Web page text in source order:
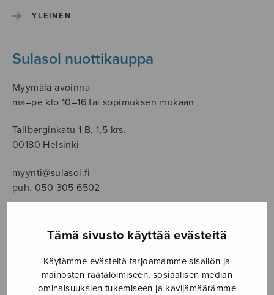
Tämä sivusto käyttää evästeitä
Käytämme evästeitä tarjoamamme sisällön ja
mainosten räätälöimiseen, sosiaalisen median
ominaisuuksien tukemiseen ja kävijämäärämme
YLEINEN
Sulasol nuottikauppa
Myymälä avoinna
ma–pe klo 10–16 tai sopimuksen mukaan
Tallberginkatu 1 B, 1,5 krs.
00180 Helsinki
myynti@sulasol.fi
puh. 050 305 6502
Etusivu › Nuottikauppa › Soitinmusiikki › A
Chinese Piece I